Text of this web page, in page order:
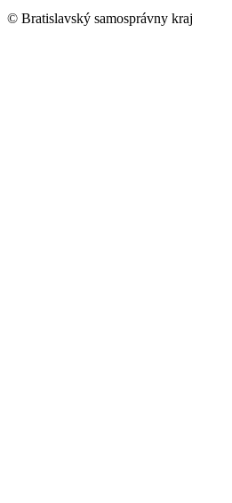
© Bratislavský samosprávny kraj